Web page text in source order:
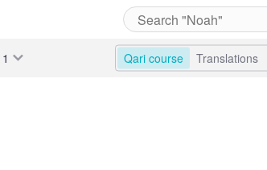
1 Qari course Translations